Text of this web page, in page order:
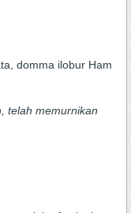
domma ilobur Ham
telah memurnikan